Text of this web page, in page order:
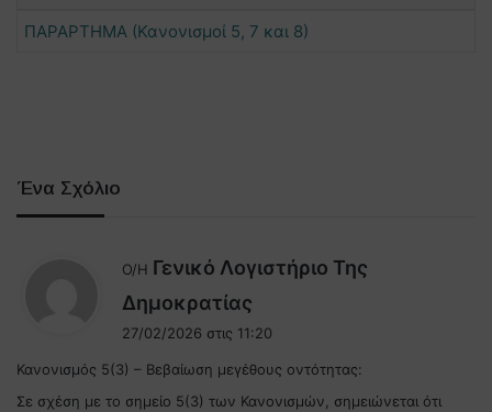
ΠΑΡΑΡΤΗΜΑ (Κανονισμοί 5, 7 και 8)
Ένα Σχόλιο
Ο/Η Γενικό Λογιστήριο Της
Δημοκρατίας
έ
ι
:
27/02/2026 στις 11:20
Κανονισμός 5(3) – Βεβαίωση μεγέθους οντότητας:
Σε σχέση με το σημείο 5(3) των Κανονισμών, σημειώνεται ότι